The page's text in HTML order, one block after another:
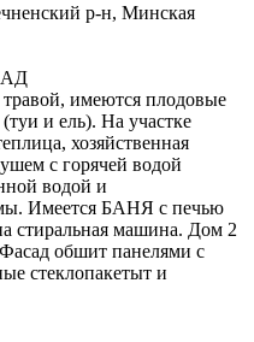
р-н, Минская
травой, имеются плодовые
и ель). На участке
хозяйственная
с горячей водой
водой и
Имеется БАНЯ с печью
стиральная машина. Дом 2
обшит панелями с
стеклопакетыт и